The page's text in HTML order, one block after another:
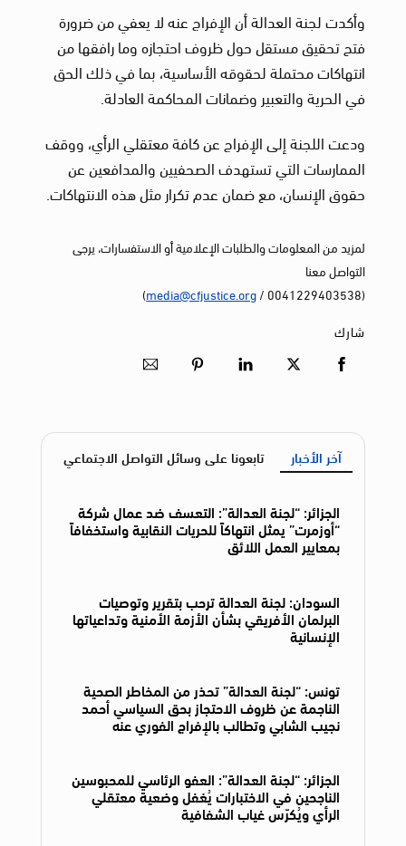
وأكدت لجنة العدالة أن الإفراج عنه لا يعفي من ضرورة
فتح تحقيق مستقل حول ظروف احتجازه وما رافقها من
انتهاكات محتملة لحقوقه الأساسية، بما في ذلك الحق
في الحرية والتعبير وضمانات المحاكمة العادلة.
ودعت اللجنة إلى الإفراج عن كافة معتقلي الرأي، ووقف
الممارسات التي تستهدف الصحفيين والمدافعين عن
حقوق الإنسان، مع ضمان عدم تكرار مثل هذه الانتهاكات.
لمزيد من المعلومات والطلبات الإعلامية أو الاستفسارات، يرجى
التواصل معنا
(0041229403538 /
media@cfjustice.org
)
شارك
آخر الأخبار تابعونا على وسائل التواصل الاجتماعي
الجزائر: “لجنة العدالة”: التعسف ضد عمال شركة
“أوزمرت” يمثل انتهاكاً للحريات النقابية واستخفافاً
بمعايير العمل اللائق
السودان: لجنة العدالة ترحب بتقرير وتوصيات
البرلمان الأفريقي بشأن الأزمة الأمنية وتداعياتها
الإنسانية
تونس: “لجنة العدالة” تحذر من المخاطر الصحية
الناجمة عن ظروف الاحتجاز بحق السياسي أحمد
نجيب الشابي وتطالب بالإفراج الفوري عنه
الجزائر: “لجنة العدالة”: العفو الرئاسي للمحبوسين
الناجحين في الاختبارات يُغفل وضعية معتقلي
الرأي ويُكرّس غياب الشفافية